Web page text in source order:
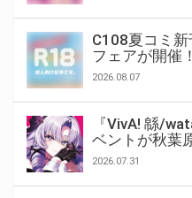
C108夏コミ
フェアが開催！
2026.08.07
『VivA! 緜/
ベントが秋葉
2026.07.31